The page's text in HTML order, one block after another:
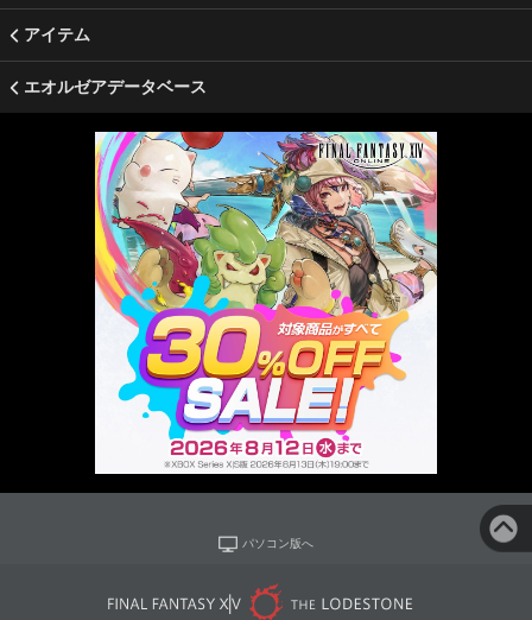
アイテム
エオルゼアデータベース
パソコン版へ